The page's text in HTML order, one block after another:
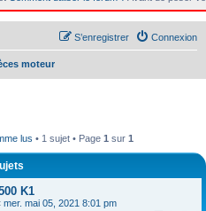
Connexion
S’enregistrer
moteur
lus • 1 sujet • Page 1 sur 1
K1
mer. mai 05, 2021 8:01 pm